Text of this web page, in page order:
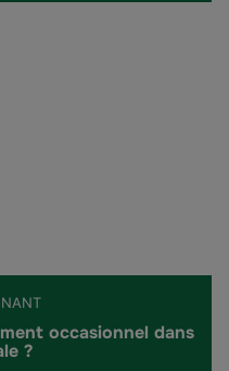
occasionnel dans
?